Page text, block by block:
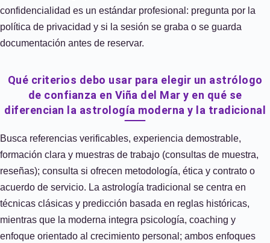
confidencialidad es un estándar profesional: pregunta por la
política de privacidad y si la sesión se graba o se guarda
documentación antes de reservar.
Qué criterios debo usar para elegir un astrólogo
de confianza en Viña del Mar y en qué se
diferencian la astrología moderna y la tradicional
Busca referencias verificables, experiencia demostrable,
formación clara y muestras de trabajo (consultas de muestra,
reseñas); consulta si ofrecen metodología, ética y contrato o
acuerdo de servicio. La astrología tradicional se centra en
técnicas clásicas y predicción basada en reglas históricas,
mientras que la moderna integra psicología, coaching y
enfoque orientado al crecimiento personal; ambos enfoques